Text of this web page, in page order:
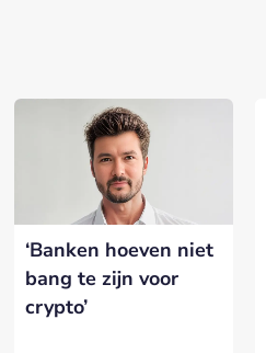
‘Banken hoeven niet
bang te zijn voor
crypto’